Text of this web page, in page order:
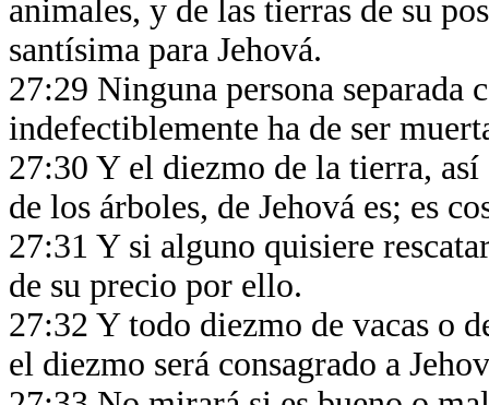
animales, y de las tierras de su
santísima para Jehová.
27:29 Ninguna persona separada
indefectiblemente ha de ser
27:30 Y el diezmo de la tierra,
de los árboles, de Jehová es; es
27:31 Y si alguno quisiere
de su precio por ello.
27:32 Y todo diezmo de vacas o
el diezmo será consagrado a